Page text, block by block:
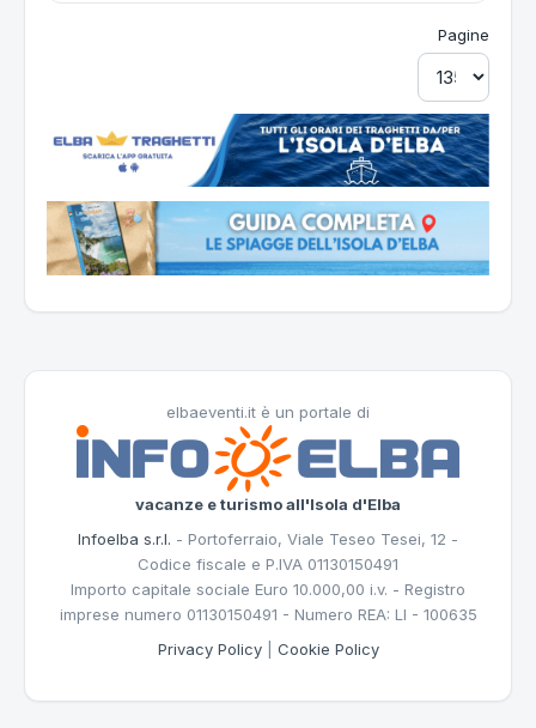
Pagine
elbaeventi.it è un portale di
vacanze e turismo all'Isola d'Elba
Infoelba s.r.l. - Portoferraio, Viale Teseo Tesei, 12 -
Codice fiscale e P.IVA 01130150491
Importo capitale sociale Euro 10.000,00 i.v. - Registro
imprese numero 01130150491 - Numero REA: LI - 100635
Privacy Policy| Cookie Policy